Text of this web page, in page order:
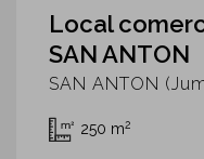
Local
SAN ANTON
SAN ANTON
250 m2